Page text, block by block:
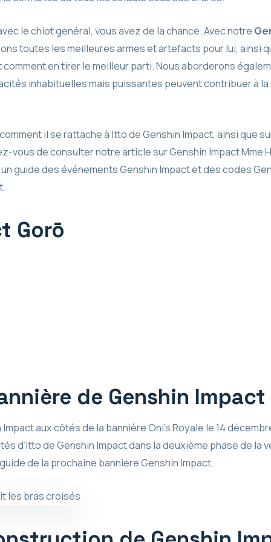
le chiot général, vous avez de la chance. Avec notre
toutes les meilleures armes et artefacts pour lui, ainsi
en tirer le meilleur parti. Nous aborderons
inhabituelles mais puissantes peuvent contribuer à la
il se rattache à Itto de Genshin Impact, ainsi que
vous de consulter notre article sur Genshin Impact Mme
guide des événements Genshin Impact et des codes
Gorō
de Genshin Impact
aux côtés de la bannière Oni’s Royale le 14
d’Itto de Genshin Impact dans la deuxième phase de la
de la prochaine bannière Genshin Impact.